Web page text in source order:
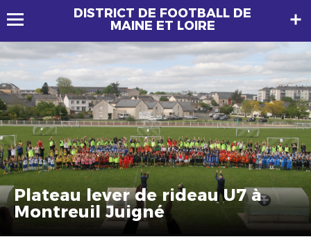
DISTRICT DE FOOTBALL DE
MAINE ET LOIRE
Plateau lever de rideau U7 à
Montreuil Juigné